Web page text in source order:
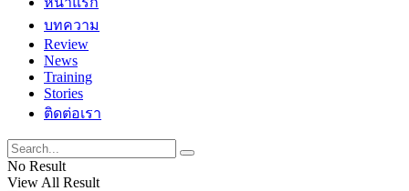
บทความ
Review
News
Training
Stories
ติดต่อเรา
No Result
View All Result